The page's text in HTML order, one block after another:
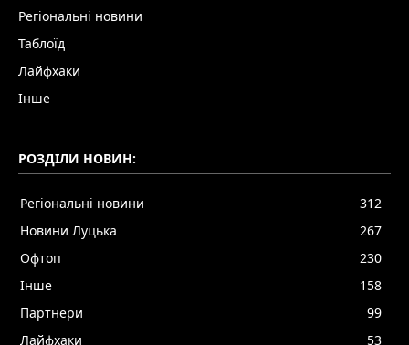
Регіональні новини
Таблоїд
Лайфхаки
Інше
РОЗДІЛИ НОВИН:
Регіональні новини
312
Новини Луцька
267
Офтоп
230
Інше
158
Партнери
99
Лайфхаки
53